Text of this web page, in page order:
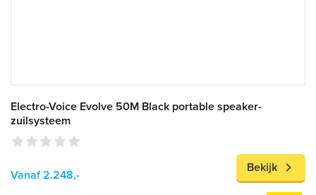
Electro-Voice Evolve 50M Black portable speaker-
zuilsysteem
Vanaf 2.248,-
Bekijk